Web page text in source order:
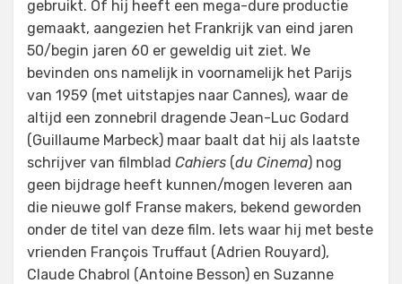
gebruikt. Óf hij heeft een mega-dure productie
gemaakt, aangezien het Frankrijk van eind jaren
50/begin jaren 60 er geweldig uit ziet. We
bevinden ons namelijk in voornamelijk het Parijs
van 1959 (met uitstapjes naar Cannes), waar de
altijd een zonnebril dragende Jean-Luc Godard
(Guillaume Marbeck) maar baalt dat hij als laatste
schrijver van filmblad Cahiers (du Cinema) nog
geen bijdrage heeft kunnen/mogen leveren aan
die nieuwe golf Franse makers, bekend geworden
onder de titel van deze film. Iets waar hij met beste
vrienden François Truffaut (Adrien Rouyard),
Claude Chabrol (Antoine Besson) en Suzanne